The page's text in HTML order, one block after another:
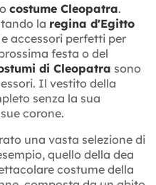
costume Cleopatra.
la regina d'Egitto
e accessori perfetti per
festa o del
di Cleopatra sono
Il vestito della
senza la sua
corone.
una vasta selezione di
quello della dea
costume della